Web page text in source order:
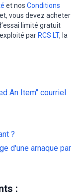
et nos Conditions
vous devez acheter
limité gratuit
par RCS LT, la
An Item" courriel
?
d'une arnaque par
: